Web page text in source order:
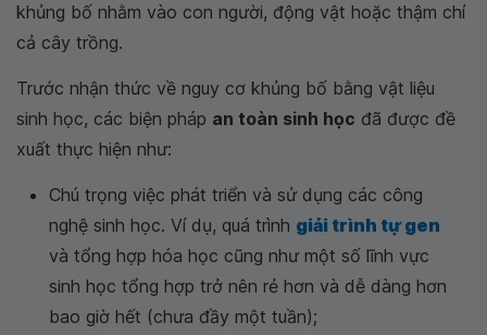
khủng bố nhằm vào con người, động vật hoặc thậm chí
cả cây trồng.
Trước nhận thức về nguy cơ khủng bố bằng vật liệu
sinh học, các biện pháp an toàn sinh học đã được đề
xuất thực hiện như:
Chú trọng việc phát triển và sử dụng các công
nghệ sinh học. Ví dụ, quá trình giải trình tự gen
và tổng hợp hóa học cũng như một số lĩnh vực
sinh học tổng hợp trở nên rẻ hơn và dễ dàng hơn
bao giờ hết (chưa đầy một tuần);